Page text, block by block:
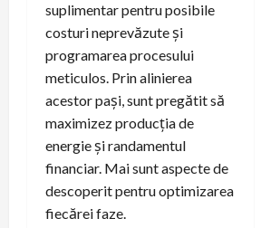
suplimentar pentru posibile
costuri neprevăzute și
programarea procesului
meticulos. Prin alinierea
acestor pași, sunt pregătit să
maximizez producția de
energie și randamentul
financiar. Mai sunt aspecte de
descoperit pentru optimizarea
fiecărei faze.